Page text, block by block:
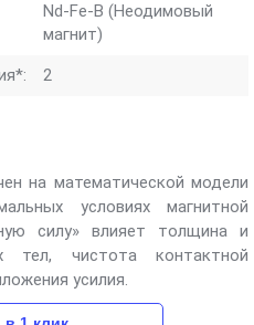
Nd-Fe-B (Неодимовый
магнит)
2
на математической модели
условиях магнитной
силу» влияет толщина и
тел, чистота контактной
усилия.